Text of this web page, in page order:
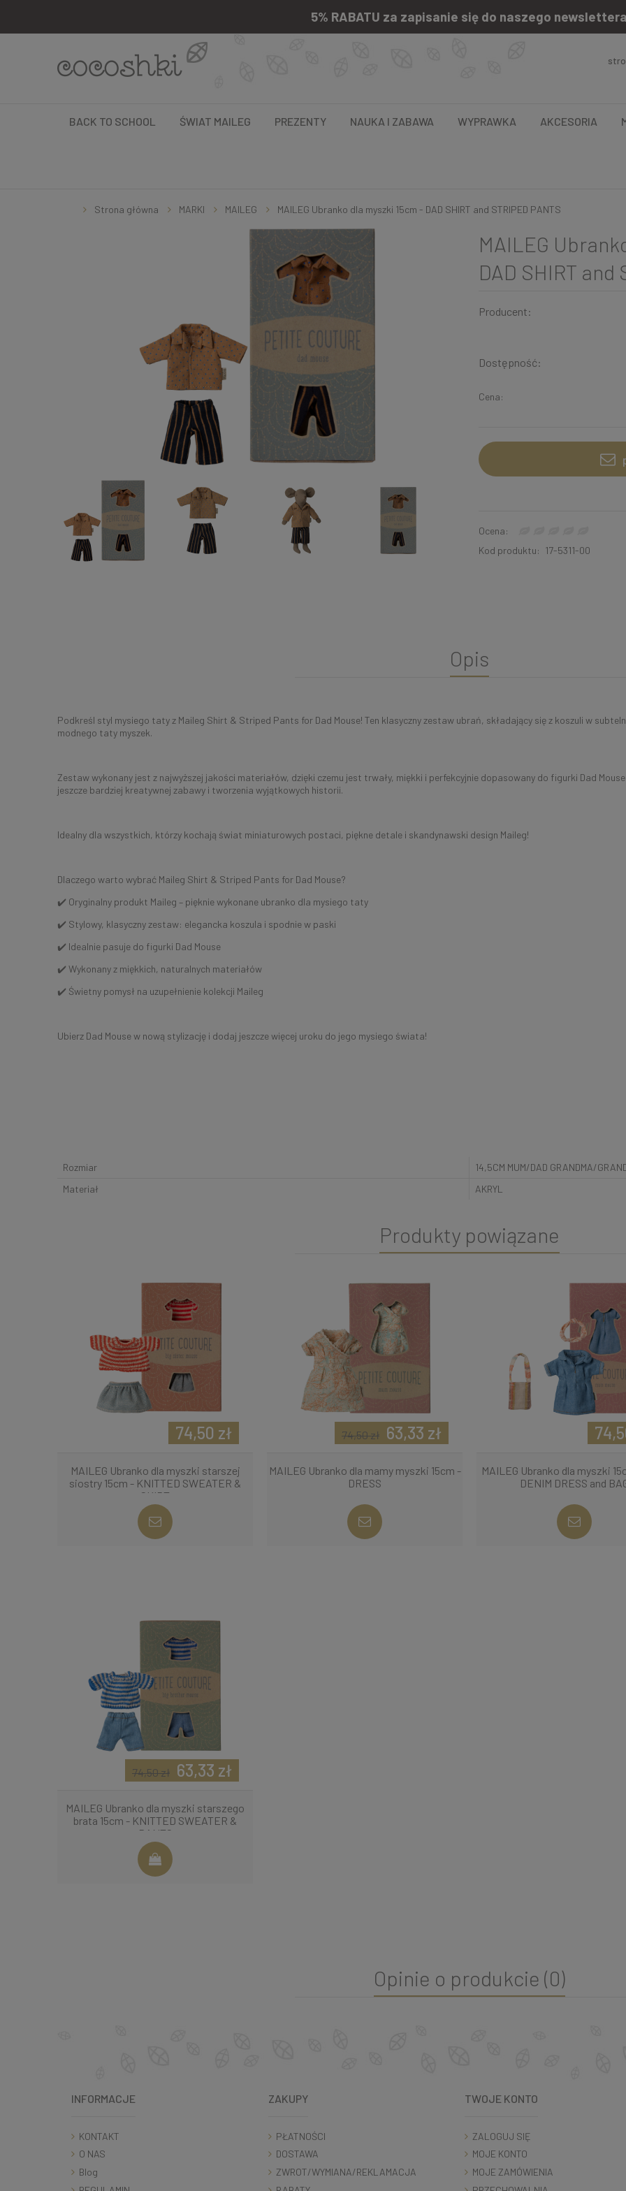
5% RABATU za zapisanie się do naszego
BACK TO SCHOOL ŚWIAT MAILEG PREZENTY NAUKA I ZABAWA WYPRAWKA AKCESORIA
Strona główna MARKI MAILEG MAILEG Ubranko dla myszki 15cm - DAD SHIRT and STRIPED PANTS
MAILEG
DAD SHIRT and
Producent:
Dostępność:
Cena:
Ocena:
Kod produktu: 17-5311-00
Opis
Podkreśl styl mysiego taty z Maileg Shirt & Striped Pants for Dad Mouse! Ten klasyczny zestaw ubrań, składający się z koszuli w
modnego taty myszek.
Zestaw wykonany jest z najwyższej jakości materiałów, dzięki czemu jest trwały, miękki i perfekcyjnie dopasowany do figurki Dad
jeszcze bardziej kreatywnej zabawy i tworzenia wyjątkowych historii.
Idealny dla wszystkich, którzy kochają świat miniaturowych postaci, piękne detale i skandynawski design Maileg!
Dlaczego warto wybrać Maileg Shirt & Striped Pants for Dad Mouse?
✔️ Oryginalny produkt Maileg – pięknie wykonane ubranko dla mysiego taty
✔️ Stylowy, klasyczny zestaw: elegancka koszula i spodnie w paski
✔️ Idealnie pasuje do figurki Dad Mouse
✔️ Wykonany z miękkich, naturalnych materiałów
✔️ Świetny pomysł na uzupełnienie kolekcji Maileg
Ubierz Dad Mouse w nową stylizację i dodaj jeszcze więcej uroku do jego mysiego świata!
Rozmiar
14,5CM MUM/DAD GRANDMA/
Materiał
AKRYL
Produkty powiązane
MAILEG Ubranko dla myszki starszej
siostry 15cm - KNITTED SWEATER &
SKIRT
74,50 zł
MAILEG Ubranko dla mamy myszki 15cm -
DRESS
63,33 zł
74,50 zł
MAILEG Ubranko dla myszki
DENIM DRESS and
MAILEG Ubranko dla myszki starszego
brata 15cm - KNITTED SWEATER &
PANTS
63,33 zł
74,50 zł
Opinie o produkcie (0)
INFORMACJE
KONTAKT
O NAS
Blog
ZAKUPY
PŁATNOŚCI
DOSTAWA
ZWROT/WYMIANA/REKLAMACJA
TWOJE KONTO
ZALOGUJ SIĘ
MOJE KONTO
MOJE ZAMÓWIENIA